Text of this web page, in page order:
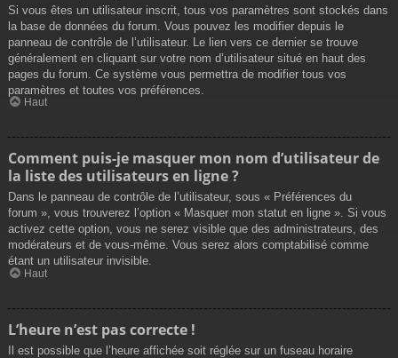
Si vous êtes un utilisateur inscrit, tous vos paramètres sont stockés dans
la base de données du forum. Vous pouvez les modifier depuis le
panneau de contrôle de l’utilisateur. Le lien vers ce dernier se trouve
généralement en cliquant sur votre nom d’utilisateur situé en haut des
pages du forum. Ce système vous permettra de modifier tous vos
paramètres et toutes vos préférences.
Haut
Comment puis-je masquer mon nom d’utilisateur de
la liste des utilisateurs en ligne ?
Dans le panneau de contrôle de l’utilisateur, sous « Préférences du
forum », vous trouverez l’option « Masquer mon statut en ligne ». Si vous
activez cette option, vous ne serez visible que des administrateurs, des
modérateurs et de vous-même. Vous serez alors comptabilisé comme
étant un utilisateur invisible.
Haut
L’heure n’est pas correcte !
Il est possible que l’heure affichée soit réglée sur un fuseau horaire